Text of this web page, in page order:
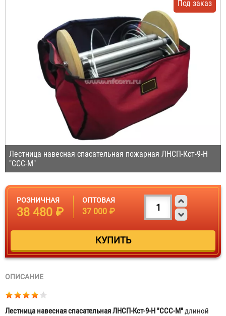
Лестница навесная спасательная пожарная ЛНСП-Кст-9-Н
"ССС-М"
Под заказ
РОЗНИЧНАЯ
38 480 ₽
ОПТОВАЯ
37 000 ₽
ОПИСАНИЕ
Лестница навесная спасательная ЛНСП-Кст-9-Н "ССС-М"длиной